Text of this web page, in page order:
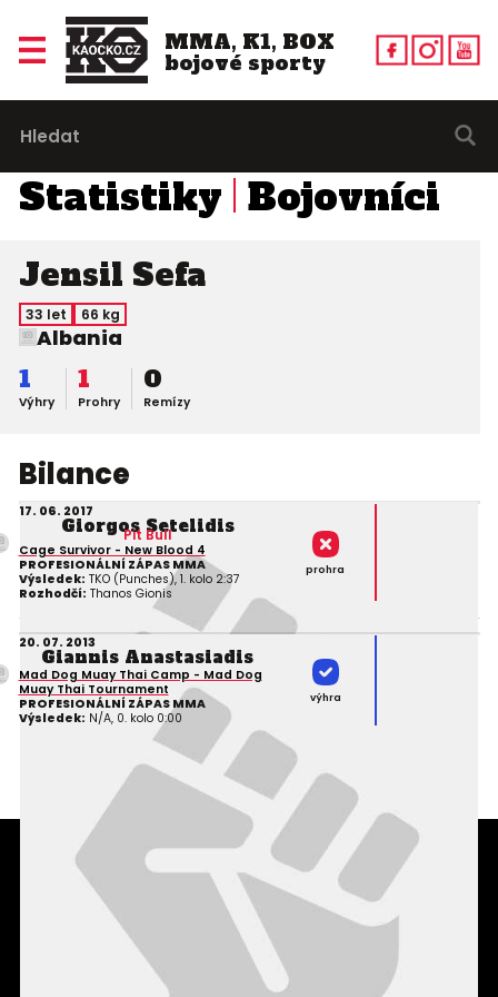
MMA, K1, BOX
bojové sporty
Statistiky Bojovníci
Jensil Sefa
33 let 66 kg
Albania
Výhry
1
Prohry
1
Remízy
0
Bilance
17. 06. 2017
Giorgos Setelidis
Pit Bull
Cage Survivor - New Blood 4
PROFESIONÁLNÍ ZÁPAS MMA
Výsledek: TKO (Punches), 1. kolo 2:37
Rozhodčí: Thanos Gionis
prohra
20. 07. 2013
Giannis Anastasiadis
Mad Dog Muay Thai Camp - Mad Dog
Muay Thai Tournament
PROFESIONÁLNÍ ZÁPAS MMA
Výsledek: N/A, 0. kolo 0:00
výhra
Podmínky užití webového rozhraní
Souhlas s používáním osobních údajů
Statistiky
Kontakty